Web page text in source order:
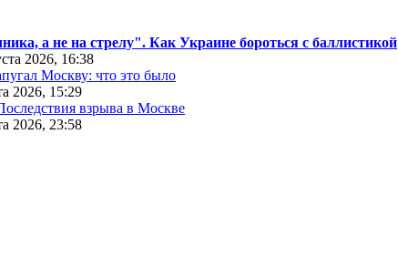
а не на стрелу". Как Украине бороться с баллистикой
2026, 16:38
Москву: что это было
2026, 15:29
взрыва в Москве
2026, 23:58